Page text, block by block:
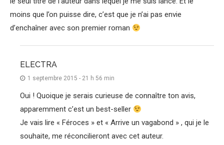
moins que l’on puisse dire, c’est que je n’ai pas envie
d’enchaîner avec son premier roman
ELECTRA
1 septembre 2015 - 21 h 56 min
Oui ! Quoique je serais curieuse de connaître ton avis,
apparemment c’est un best-seller
Je vais lire « Féroces » et « Arrive un vagabond » , qui je le
souhaite, me réconcilieront avec cet auteur.